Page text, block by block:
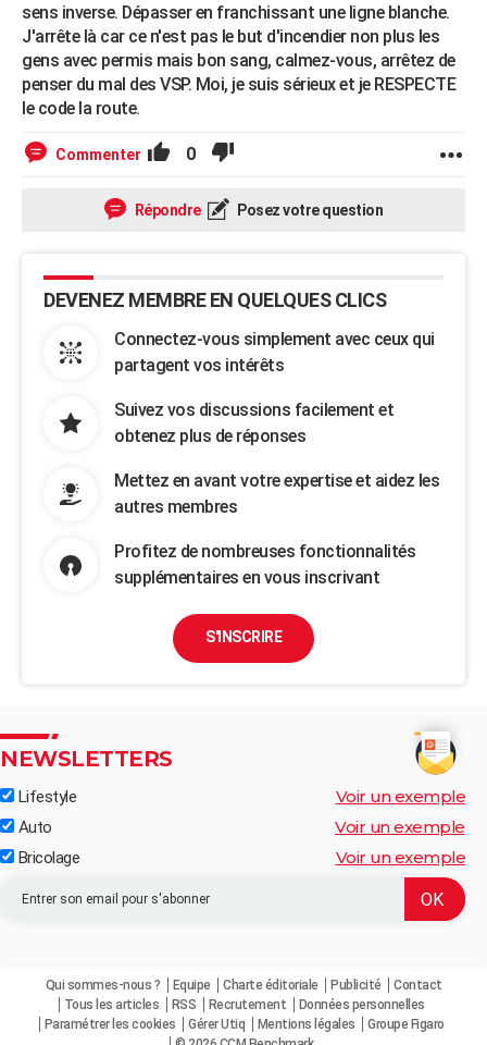
sens inverse. Dépasser en franchissant une ligne blanche.
J'arrête là car ce n'est pas le but d'incendier non plus les
gens avec permis mais bon sang, calmez-vous, arrêtez de
penser du mal des VSP. Moi, je suis sérieux et je RESPECTE
le code la route.
Commenter 0
Répondre Posez votre question
DEVENEZ MEMBRE EN QUELQUES CLICS
Connectez-vous simplement avec ceux qui
partagent vos intérêts
Suivez vos discussions facilement et
obtenez plus de réponses
Mettez en avant votre expertise et aidez les
autres membres
Profitez de nombreuses fonctionnalités
supplémentaires en vous inscrivant
S'INSCRIRE
NEWSLETTERS
Lifestyle Voir un exemple
Auto Voir un exemple
Bricolage Voir un exemple
Qui sommes-nous ? Equipe Charte éditoriale Publicité
Contact
Tous les articles
RSS Recrutement
Données personnelles
Paramétrer les cookies
Gérer Utiq Mentions légales
Groupe Figaro